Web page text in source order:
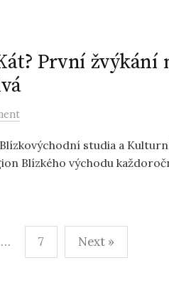
První žvýkání
studia a
Blízkého východu
… 7 Next »